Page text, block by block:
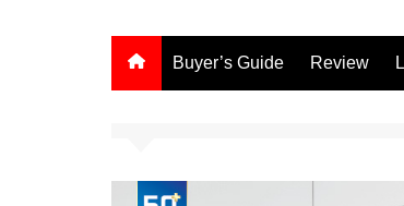
Buyer’s Guide Review